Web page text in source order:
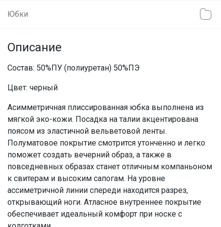
Юбки
Описание
Состав: 50%ПУ (полиуретан) 50%ПЭ
Цвет: черный
Асимметричная плиссированная юбка выполнена из
мягкой эко-кожи. Посадка на талии акцентирована
поясом из эластичной вельветовой ленты.
Полуматовое покрытие смотрится утонченно и легко
поможет создать вечерний образ, а также в
повседневных образах станет отличным компаньоном
к свитерам и высоким сапогам. На уровне
ассиметричной линии спереди находится разрез,
открывающий ноги. Атласное внутреннее покрытие
обеспечивает идеальный комфорт при носке с